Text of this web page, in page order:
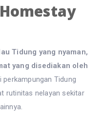
Tidung yang nyaman,
yang disediakan oleh
perkampungan Tidung
rutinitas nelayan sekitar